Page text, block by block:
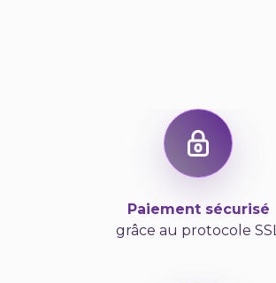
Paiement sécurisé
grâce au protocole SSL